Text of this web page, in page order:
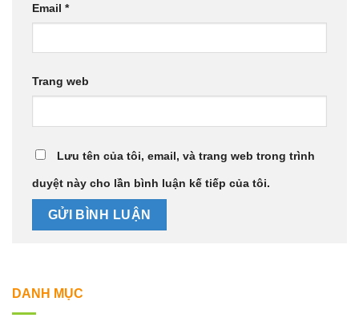
Email *
Trang web
Lưu tên của tôi, email, và trang web trong trình
duyệt này cho lần bình luận kế tiếp của tôi.
DANH MỤC